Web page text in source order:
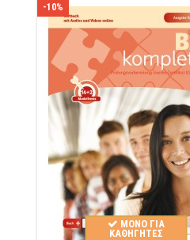
-10%
ΜΟΝΟ ΓΙΑ
ΚΑΘΗΓΗΤΕΣ